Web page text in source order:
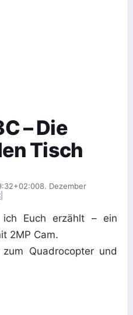
– Die
Tisch
8. Dezember
Euch erzählt – ein
2MP Cam.
Quadrocopter und